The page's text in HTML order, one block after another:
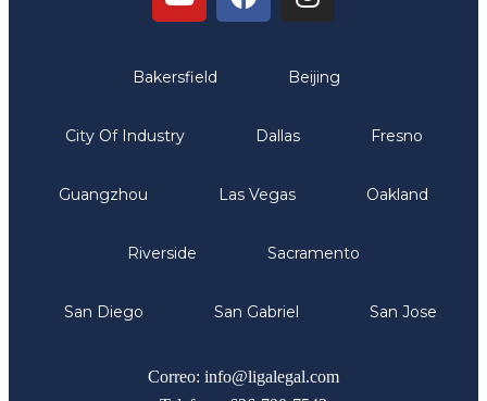
Bakersfield Beijing
City Of Industry Dallas Fresno
Guangzhou Las Vegas Oakland
Riverside Sacramento
San Diego San Gabriel San Jose
Correo: info@ligalegal.com